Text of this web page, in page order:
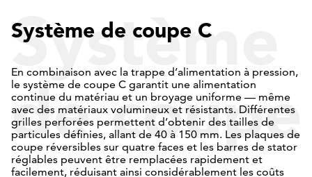
Système
de coupe
Système de coupe C
En combinaison avec la trappe d’alimentation à pression,
le système de coupe C garantit une alimentation
continue du matériau et un broyage uniforme — même
avec des matériaux volumineux et résistants. Différentes
grilles perforées permettent d’obtenir des tailles de
particules définies, allant de 40 à 150 mm. Les plaques de
coupe réversibles sur quatre faces et les barres de stator
réglables peuvent être remplacées rapidement et
facilement, réduisant ainsi considérablement les coûts